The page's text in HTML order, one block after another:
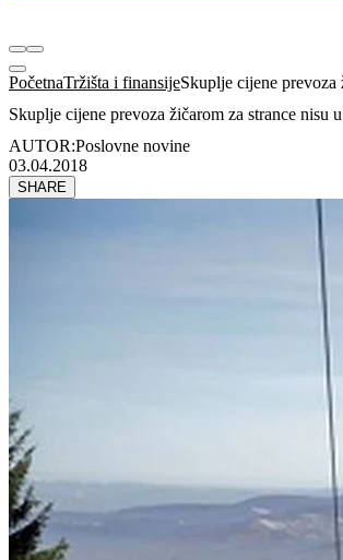
PočetnaTržišta i finansijeSkuplje cijene prevoza
Skuplje cijene prevoza žičarom za strance nisu
AUTOR:Poslovne novine
03.04.2018
SHARE